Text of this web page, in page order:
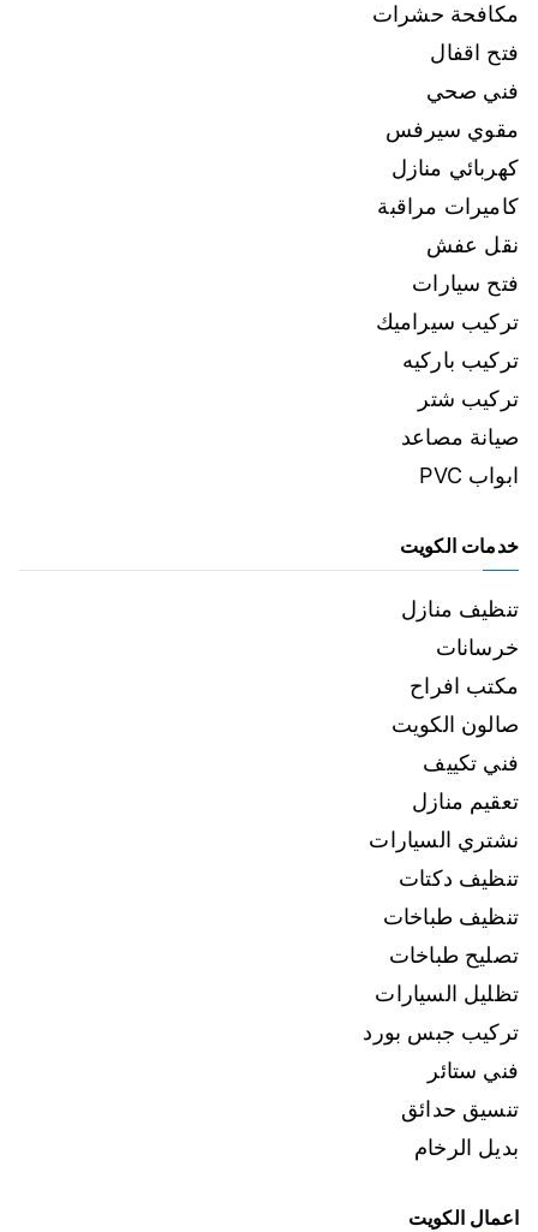
مكافحة حشرات
فتح اقفال
فني صحي
مقوي سيرفس
كهربائي منازل
كاميرات مراقبة
نقل عفش
فتح سيارات
تركيب سيراميك
تركيب باركيه
تركيب شتر
صيانة مصاعد
ابواب PVC
خدمات الكويت
تنظيف منازل
خرسانات
مكتب افراح
صالون الكويت
فني تكييف
تعقيم منازل
نشتري السيارات
تنظيف دكتات
تنظيف طباخات
تصليح طباخات
تظليل السيارات
تركيب جبس بورد
فني ستائر
تنسيق حدائق
بديل الرخام
اعمال الكويت